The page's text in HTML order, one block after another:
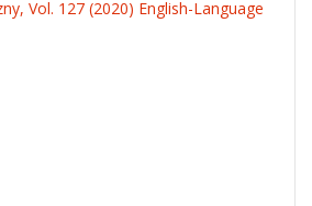
Vol. 127 (2020) English-Language